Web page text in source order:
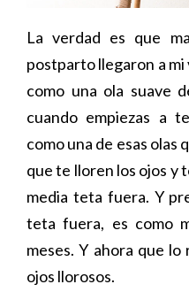
La verdad es que
postparto llegaron a mi
como una ola suave
cuando empiezas a
como una de esas olas
que te lloren los ojos y
media teta fuera. Y
teta fuera, es como
meses. Y ahora que
ojos llorosos.